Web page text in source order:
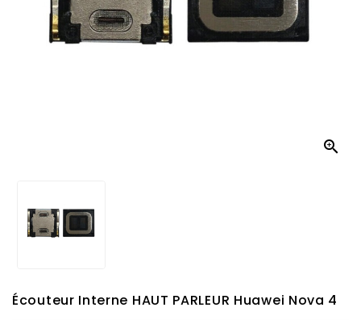

Écouteur Interne HAUT PARLEUR Huawei Nova 4